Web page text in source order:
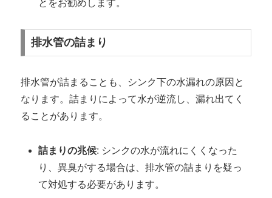
とをお勧めします。
排水管の詰まり
排水管が詰まることも、シンク下の水漏れの原因と
なります。詰まりによって水が逆流し、漏れ出てく
ることがあります。
詰まりの兆候: シンクの水が流れにくくなった
り、異臭がする場合は、排水管の詰まりを疑っ
て対処する必要があります。